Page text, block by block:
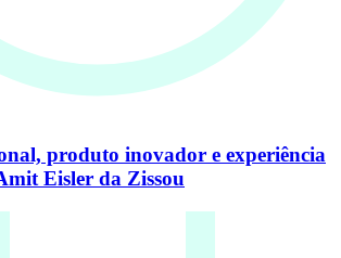
produto inovador e experiência
Eisler da Zissou